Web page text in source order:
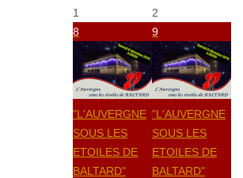
1
2
8
"L'AUVERGNE
SOUS LES
ETOILES DE
BALTARD"
9
"L'AUVERGNE
SOUS LES
ETOILES DE
BALTARD"